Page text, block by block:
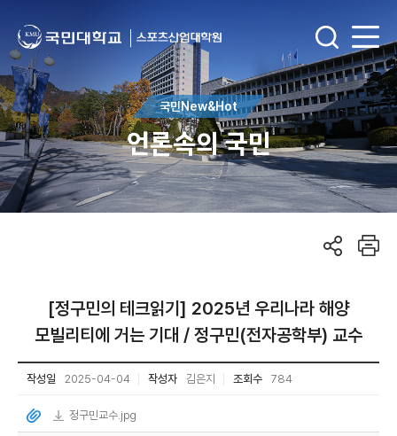
국민New&Hot
언론속의 국민
[정구민의 테크읽기] 2025년 우리나라 해양
모빌리티에 거는 기대 / 정구민(전자공학부) 교수
작성일 2025-04-04 작성자 김은지 조회수 784
정구민교수.jpg